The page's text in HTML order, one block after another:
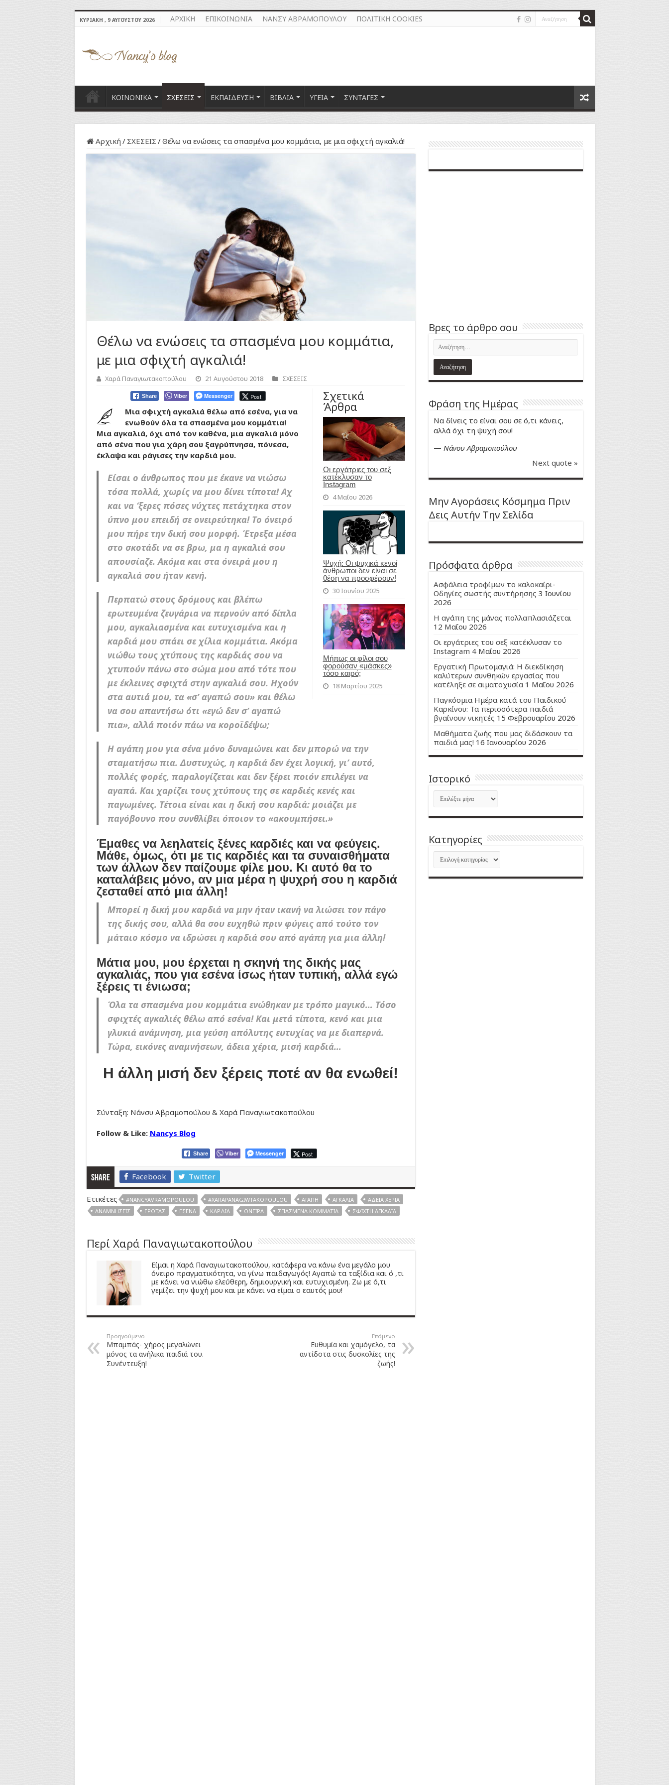
ΚΥΡΙΑΚΉ , 9 ΑΥΓΟΎΣΤΟΥ 2026 ΑΡΧΙΚΗ ΕΠΙΚΟΙΝΩΝΙΑ ΝΑΝΣΥ ΑΒΡΑΜΟΠΟΥΛΟΥ ΠΟΛΙΤΙΚΗ COOKIES
ΚΟΙΝΩΝΙΚΑ ΣΧΕΣΕΙΣ ΕΚΠΑΙΔΕΥΣΗ ΒΙΒΛΙΑ ΥΓΕΙΑ ΣΥΝΤΑΓΕΣ
Αρχική / ΣΧΕΣΕΙΣ /Θέλω να ενώσεις τα σπασμένα μου κομμάτια, με μια σφιχτή αγκαλιά!
Θέλω να ενώσεις τα σπασμένα μου κομμάτια,
με μια σφιχτή αγκαλιά!
Χαρά Παναγιωτακοπούλου 21 Αυγούστου 2018 ΣΧΕΣΕΙΣ
Σχετικά
Άρθρα
Οι εργάτριες του σεξ
κατέκλυσαν το
Instagram
4 Μαΐου 2026
Ψυχή: Οι ψυχικά κενοί
άνθρωποι δεν είναι σε
θέση να προσφέρουν!
30 Ιουνίου 2025
Μήπως οι φίλοι σου
φορούσαν «μάσκες»
τόσο καιρό;
18 Μαρτίου 2025
Share Viber Messenger Post
Μια σφιχτή αγκαλιά θέλω από εσένα, για να
ενωθούν όλα τα σπασμένα μου κομμάτια!
Μια αγκαλιά, όχι από τον καθένα, μια αγκαλιά μόνο
από σένα που για χάρη σου ξαγρύπνησα, πόνεσα,
έκλαψα και ράγισες την καρδιά μου.
Είσαι ο άνθρωπος που με έκανε να νιώσω
τόσα πολλά, χωρίς να μου δίνει τίποτα! Αχ
και να ‘ξερες πόσες νύχτες πετάχτηκα στον
ύπνο μου επειδή σε ονειρεύτηκα! Το όνειρό
μου πήρε την δική σου μορφή. Έτρεξα μέσα
στο σκοτάδι να σε βρω, μα η αγκαλιά σου
απουσίαζε. Ακόμα και στα όνειρά μου η
αγκαλιά σου ήταν κενή.
Περπατώ στους δρόμους και βλέπω
ερωτευμένα ζευγάρια να περνούν από δίπλα
μου, αγκαλιασμένα και ευτυχισμένα και η
καρδιά μου σπάει σε χίλια κομμάτια. Ακόμα
νιώθω τους χτύπους της καρδιάς σου να
χτυπούν πάνω στο σώμα μου από τότε που
με έκλεινες σφιχτά στην αγκαλιά σου. Ηχούν
στα αυτιά μου, τα «σ’ αγαπώ σου» και θέλω
να σου απαντήσω ότι «εγώ δεν σ’ αγαπώ
πια», αλλά ποιόν πάω να κοροϊδέψω;
Η αγάπη μου για σένα μόνο δυναμώνει και δεν μπορώ να την
σταματήσω πια. Δυστυχώς, η καρδιά δεν έχει λογική, γι’ αυτό,
πολλές φορές, παραλογίζεται και δεν ξέρει ποιόν επιλέγει να
αγαπά. Και χαρίζει τους χτύπους της σε καρδιές κενές και
παγωμένες. Τέτοια είναι και η δική σου καρδιά: μοιάζει με
παγόβουνο που συνθλίβει όποιον το «ακουμπήσει.»
Έμαθες να λεηλατείς ξένες καρδιές και να φεύγεις.
Μάθε, όμως, ότι με τις καρδιές και τα συναισθήματα
των άλλων δεν παίζουμε φίλε μου. Κι αυτό θα το
καταλάβεις μόνο, αν μια μέρα η ψυχρή σου η καρδιά
ζεσταθεί από μια άλλη!
Μπορεί η δική μου καρδιά να μην ήταν ικανή να λιώσει τον πάγο
της δικής σου, αλλά θα σου ευχηθώ πριν φύγεις από τούτο τον
μάταιο κόσμο να ιδρώσει η καρδιά σου από αγάπη για μια άλλη!
Μάτια μου, μου έρχεται η σκηνή της δικής μας
αγκαλιάς, που για εσένα ίσως ήταν τυπική, αλλά εγώ
ξέρεις τι ένιωσα;
Όλα τα σπασμένα μου κομμάτια ενώθηκαν με τρόπο μαγικό… Τόσο
σφιχτές αγκαλιές θέλω από εσένα! Και μετά τίποτα, κενό και μια
γλυκιά ανάμνηση, μια γεύση απόλυτης ευτυχίας να με διαπερνά.
Τώρα, εικόνες αναμνήσεων, άδεια χέρια, μισή καρδιά…
Η άλλη μισή δεν ξέρεις ποτέ αν θα ενωθεί!
Σύνταξη: Νάνσυ Αβραμοπούλου & Χαρά Παναγιωτακοπούλου
Follow & Like: Nancys Blog
Share Viber Messenger Post
Share Facebook Twitter
Ετικέτες #NANCYAVRAMOPOULOU #XARAPANAGIWTAKOPOULOU ΑΓΆΠΗ ΑΓΚΑΛΙΆ
ΆΔΕΙΑ ΧΈΡΙΑ
ΑΝΑΜΝΉΣΕΙΣ
ΈΡΩΤΑΣ ΕΣΈΝΑ ΚΑΡΔΙΆ ΌΝΕΙΡΑ ΣΠΑΣΜΈΝΑ ΚΟΜΜΆΤΙΑ ΣΦΙΧΤΉ ΑΓΚΑΛΙΆ
Περί Χαρά Παναγιωτακοπούλου
Είμαι η Χαρά Παναγιωτακοπούλου, κατάφερα να κάνω ένα μεγάλο μου
όνειρο πραγματικότητα, να γίνω παιδαγωγός! Αγαπώ τα ταξίδια και ό ,τι
με κάνει να νιώθω ελεύθερη, δημιουργική και ευτυχισμένη. Ζω με ό,τι
γεμίζει την ψυχή μου και με κάνει να είμαι ο εαυτός μου!
Προηγούμενο
Μπαμπάς- χήρος μεγαλώνει
μόνος τα ανήλικα παιδιά του.
Συνέντευξη!
Επόμενο
Ευθυμία και χαμόγελο, τα
αντίδοτα στις δυσκολίες της
ζωής!
Βρες το άρθρο σου
Φράση της Ημέρας
Να δίνεις το είναι σου σε ό,τι κάνεις,
αλλά όχι τη ψυχή σου!
— Νάνσυ Αβραμοπούλου
Next quote »
Μην Αγοράσεις Κόσμημα Πριν
Δεις Αυτήν Την Σελίδα
Πρόσφατα άρθρα
Ασφάλεια τροφίμων το καλοκαίρι-
Οδηγίες σωστής συντήρησης 3 Ιουνίου
2026
Η αγάπη της μάνας πολλαπλασιάζεται
12 Μαΐου 2026
Οι εργάτριες του σεξ κατέκλυσαν το
Instagram 4 Μαΐου 2026
Εργατική Πρωτομαγιά: Η διεκδίκηση
καλύτερων συνθηκών εργασίας που
κατέληξε σε αιματοχυσία 1 Μαΐου 2026
Παγκόσμια Ημέρα κατά του Παιδικού
Καρκίνου: Τα περισσότερα παιδιά
βγαίνουν νικητές 15 Φεβρουαρίου 2026
Μαθήματα ζωής που μας διδάσκουν τα
παιδιά μας! 16 Ιανουαρίου 2026
Ιστορικό
Ιστορικό
Kατηγορίες
Kατηγορίες